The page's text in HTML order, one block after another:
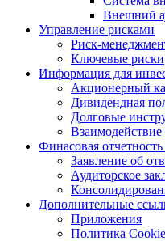
Внешний
Управление рисками
Риск-
Ключевые риски
Информация для
Акционерный
Дивидендная
Долговые
Финасовая
Заявление об
Аудиторское
Дополнительные
Приложения
Политика Cookie